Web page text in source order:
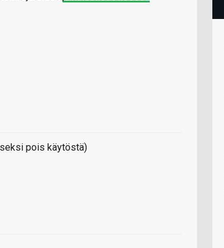
pois käytöstä)